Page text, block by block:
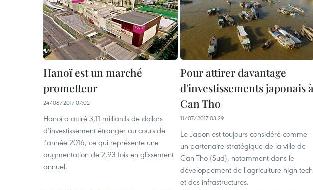
Hanoï est un marché
prometteur
24/06/2017 07:02
Hanoï a attiré 3,11 milliards de dollars
d’investissement étranger au cours de
l’année 2016, ce qui représente une
augmentation de 2,93 fois en glissement
annuel.
Pour attirer davantage
d'investissements japonais à
Can Tho
11/07/2017 03:29
Le Japon est toujours considéré comme
un partenaire stratégique de la ville de
Can Tho (Sud), notamment dans le
développement de l'agriculture high-tech
et des infrastructures.